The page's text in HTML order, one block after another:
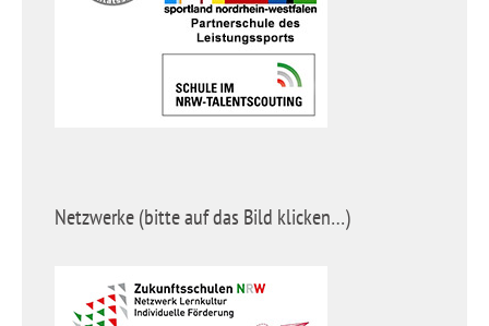
Netzwerke (bitte auf das Bild klicken…)